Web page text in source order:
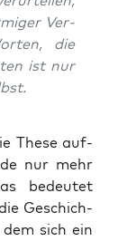
Ver­
die
ist nur
The­se auf­
nur mehr
bedeu­tet
Geschich­
sich ein